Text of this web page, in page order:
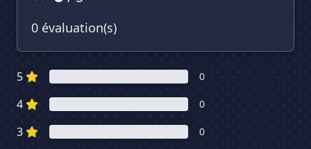
0 évaluation(s)
5 0
4 0
3 0